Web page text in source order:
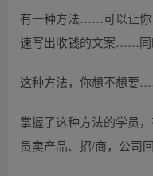
有一种方法……可以让你
速写出收钱的文案……同
这种方法，你想不想要
掌握了这种方法的学员
员卖产品、招/商，公司